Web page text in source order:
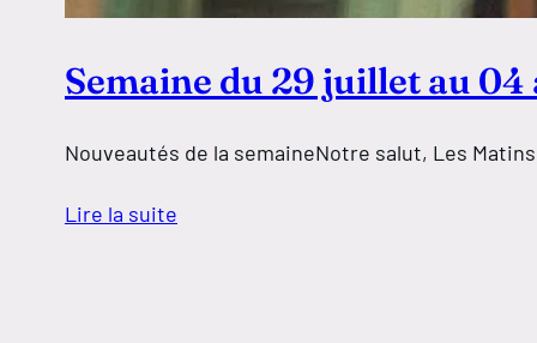
Semaine du 29 juillet au 04
Nouveautés de la semaineNotre salut, Les
Lire la suite